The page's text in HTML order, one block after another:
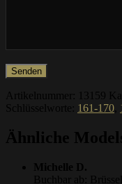
Artikelnummer: 13159
Schlüsselworte: 161-170
Ähnliche
Michelle D.
Buchbar ab: Brüssel